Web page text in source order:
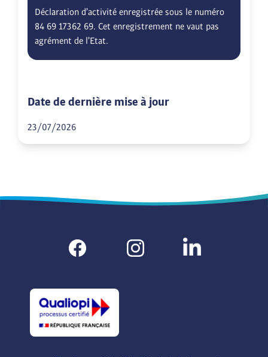
Déclaration d’activité enregistrée sous le numéro
84 69 17362 69. Cet enregistrement ne vaut pas
agrément de l’Etat.
Date de dernière mise à jour
23/07/2026